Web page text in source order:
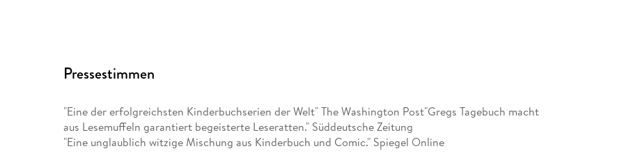
Pressestimmen
"Eine der erfolgreichsten Kinderbuchserien der Welt" The Washington Post"Gregs Tagebuch macht
aus Lesemuffeln garantiert begeisterte Leseratten." Süddeutsche Zeitung
"Eine unglaublich witzige Mischung aus Kinderbuch und Comic." Spiegel Online